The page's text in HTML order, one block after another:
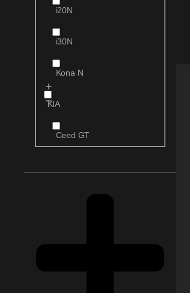
i20N
i30N
Kona N
KIA
Ceed GT